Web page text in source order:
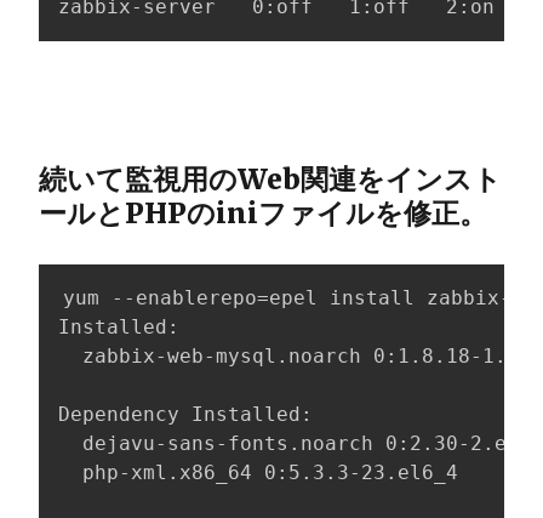
zabbix-server   0:off   1:off   2:on
続いて監視用のWeb関連をインスト
ールとPHPのiniファイルを修正。
yum --enablerepo=epel install zabbix-
Installed:
zabbix-
Dependency Installed:
dejavu-sans-fonts.noarch 0:2.30-
php-xml.x86_64 0:5.3.3-23.el6_4